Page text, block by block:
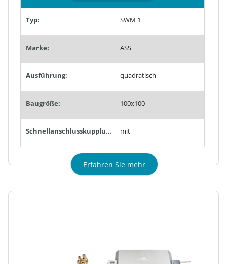
Typ: SWM 1
Marke: ASS
Ausführung: quadratisch
Baugröße: 100x100
Schnellanschlusskupplungen: mit
Erfahren Sie mehr